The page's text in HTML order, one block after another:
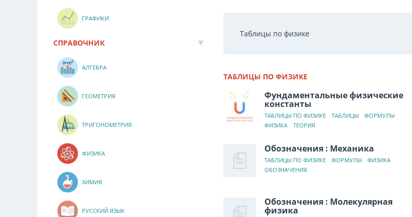
Таблицы по физике
ТАБЛИЦЫ ПО ФИЗИКЕ
Фундаментальные физические
константы
ТАБЛИЦЫ ПО ФИЗИКЕ ТАБЛИЦЫ
ФОРМУЛЫ
ФИЗИКА
ТЕОРИЯ
Обозначения : Механика
ТАБЛИЦЫ ПО ФИЗИКЕ ФОРМУЛЫ
ФИЗИКА
ОБОЗНАЧЕНИЯ
Обозначения : Молекулярная
физика
ГРАФИКИ
СПРАВОЧНИК
АЛГЕБРА
ГЕОМЕТРИЯ
ТРИГОНОМЕТРИЯ
ФИЗИКА
ХИМИЯ
РУССКИЙ ЯЗЫК